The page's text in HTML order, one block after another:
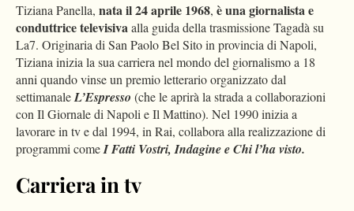
Tiziana Panella, nata il 24 aprile 1968, è una giornalista e
conduttrice televisivaalla guida della trasmissione Tagadà su
La7. Originaria di San Paolo Bel Sito in provincia di Napoli,
Tiziana inizia la sua carriera nel mondo del giornalismo a 18
anni quando vinse un premio letterario organizzato dal
settimanaleL’Espresso (che le aprirà la strada a collaborazioni
con Il Giornale di Napoli e Il Mattino). Nel 1990 inizia a
lavorare in tv e dal 1994, in Rai, collabora alla realizzazione di
programmi comeI Fatti Vostri, Indagine e Chi l’ha visto.
Carriera in tv